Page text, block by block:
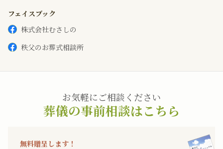
フェイスブック
株式会社むさしの
秩父のお葬式相談所
お気軽にご相談ください
葬儀の事前相談はこちら
無料贈呈します！